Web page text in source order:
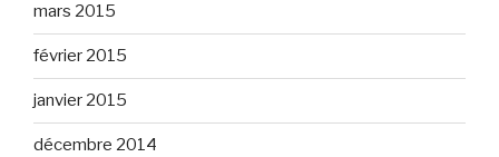
mars 2015
février 2015
janvier 2015
décembre 2014